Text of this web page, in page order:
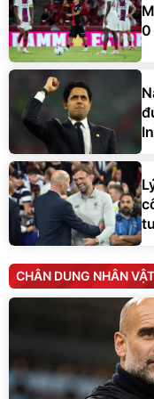
0
CHÂN DUNG NHÂN VẬT